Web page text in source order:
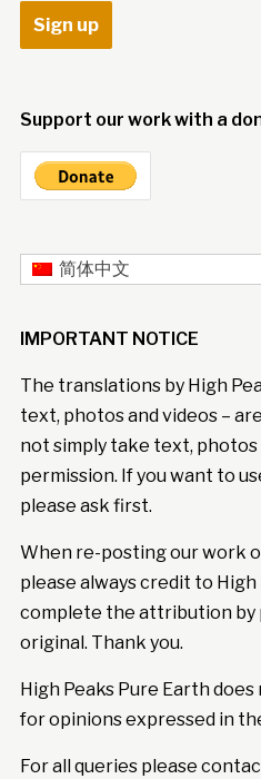
Support our work with a
简体中文
IMPORTANT NOTICE
The translations by High
text, photos and videos –
not simply take text,
permission. If you want to
please ask first.
When re-posting our work
please always credit to High
complete the attribution by
original. Thank you.
High Peaks Pure Earth
for opinions expressed in
For all queries please